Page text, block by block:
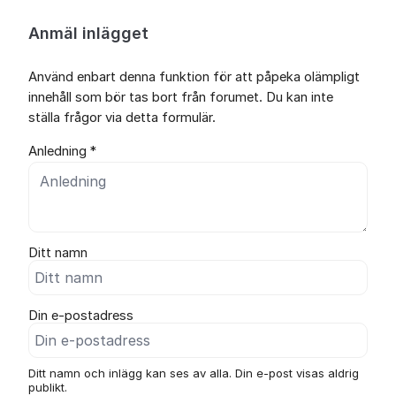
Anmäl inlägget
Använd enbart denna funktion för att påpeka olämpligt
innehåll som bör tas bort från forumet. Du kan inte
ställa frågor via detta formulär.
Anledning *
Ditt namn
Din e-postadress
Ditt namn och inlägg kan ses av alla. Din e-post visas aldrig
publikt.